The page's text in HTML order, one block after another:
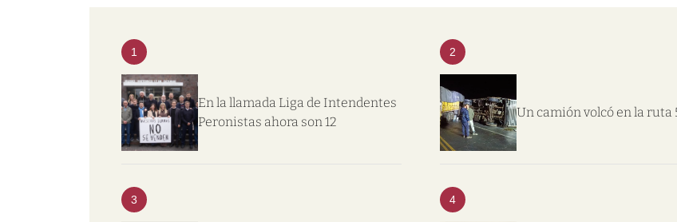
1
En la llamada Liga de Intendentes
Peronistas ahora son 12
2
Un camión volcó en la ruta
3 4